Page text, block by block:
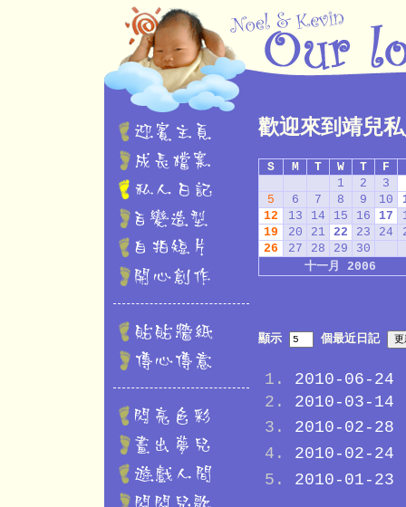
歡迎來到靖兒
S M T W T F
1
2 3
5
6 7 8 9 10
12
13 14 15 16 17
19
20 21 22 23 24
26
27 28 29
30
十一月 2006
顯示 個最近日記
2010-06-24
2010-03-14
2010-02-28
2010-02-24
2010-01-23